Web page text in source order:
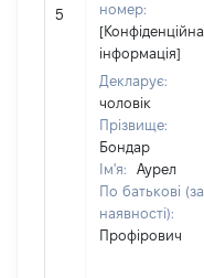
5
номер:
[Конфіденційна
інформація]
Декларує:
чоловік
Прізвище:
Бондар
Ім'я:
Аурел
По батькові (за
наявності):
Профірович